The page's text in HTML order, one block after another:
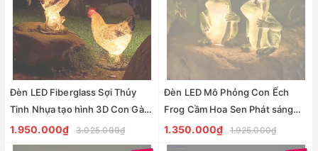
Đèn LED Fiberglass Sợi Thủy
Tinh Nhựa tạo hình 3D Con Gà
Rooster-hen phát sáng Zalaa
dành cho Dự án Vườn Ánh Sáng
1.950.000₫ 3.025.000₫
Đèn LED Mô Phỏng Con Ếch
Frog Cầm Hoa Sen Phát sáng
3D Frog Fiberglass Light làm từ
sợi thủy tinh nhựa Zalaa dành
1.350.000₫ 1.925.000₫